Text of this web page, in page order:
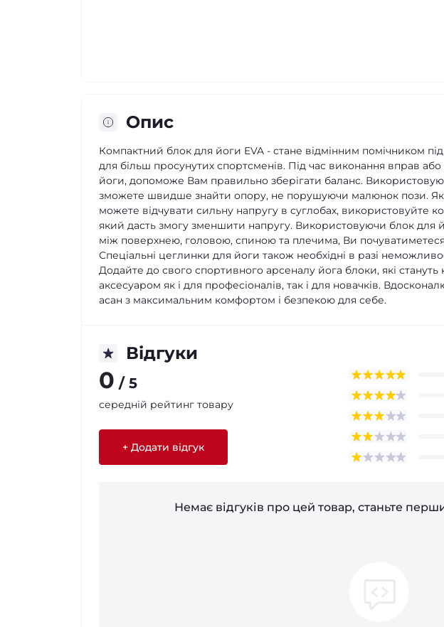
Опис
Компактний блок для йоги EVA - стане відмінним помічником під
для більш просунутих спортсменів. Під час виконання вправ
йоги, допоможе Вам правильно зберігати баланс.
зможете швидше знайти опору, не порушуючи малюнок пози.
можете відчувати сильну напругу в суглобах, використовуйте
який дасть змогу зменшити напругу. Використовуючи блок для
між поверхнею, головою, спиною та плечима, Ви
Спеціальні цеглинки для йоги також необхідні в разі
Додайте до свого спортивного арсеналу йога блоки, які
аксесуаром як і для професіоналів, так і для новачків.
асан з максимальним комфортом і безпекою для себе.
Відгуки
0 / 5
середній рейтинг товару
+ Додати відгук
Немає відгуків про цей товар, станьте